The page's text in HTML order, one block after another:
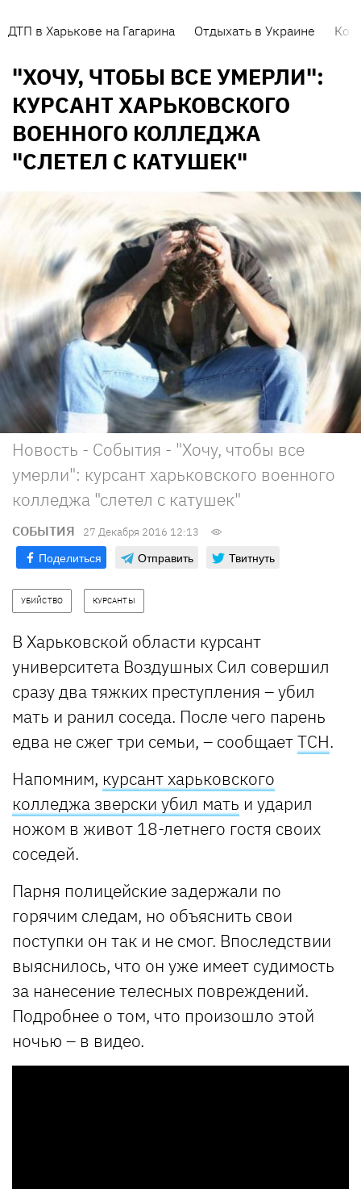
ДТП в Харькове на Гагарина Отдыхать в Украине
"ХОЧУ, ЧТОБЫ ВСЕ УМЕРЛИ":
КУРСАНТ ХАРЬКОВСКОГО
ВОЕННОГО КОЛЛЕДЖА
"СЛЕТЕЛ С КАТУШЕК"
Новость - События - "Хочу, чтобы все
умерли": курсант харьковского военного
колледжа "слетел с катушек"
СОБЫТИЯ 27 Декабря 2016 12:13
Поделиться Отправить Твитнуть
УБИЙСТВО КУРСАНТЫ
В Харьковской области курсант
университета Воздушных Сил совершил
сразу два тяжких преступления – убил
мать и ранил соседа. После чего парень
едва не сжег три семьи, – сообщаетТСН.
Напомним, курсант харьковского
колледжа зверски убил мать и ударил
ножом в живот 18-летнего гостя своих
соседей.
Парня полицейские задержали по
горячим следам, но объяснить свои
поступки он так и не смог. Впоследствии
выяснилось, что он уже имеет судимость
за нанесение телесных повреждений.
Подробнее о том, что произошло этой
ночью – в видео.